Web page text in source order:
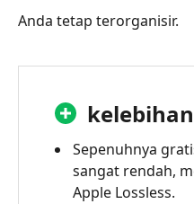
Anda tetap terorganisir.
kelebihan
Sepenuhnya
sangat rendah,
Apple Lossless.